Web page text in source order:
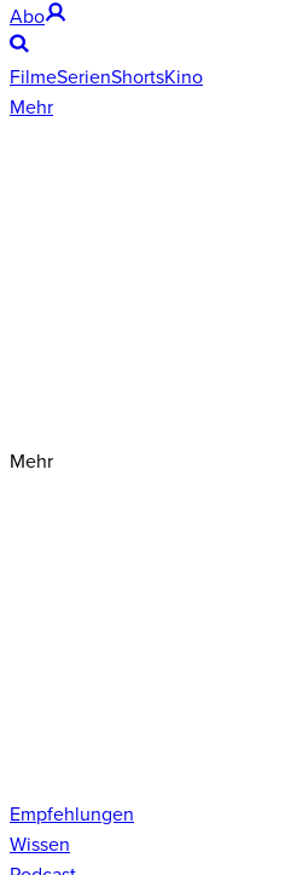
Abo
FilmeSerienShortsKino
Mehr
Mehr
Empfehlungen
Wissen